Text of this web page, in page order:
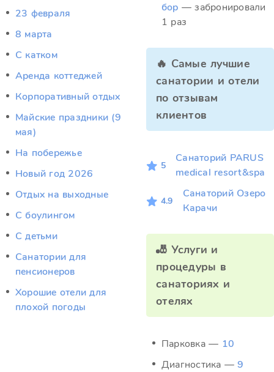
23 февраля
8 марта
C катком
Аренда коттеджей
Корпоративный отдых
Майские праздники (9
мая)
На побережье
Новый год 2026
Отдых на выходные
С боулингом
С детьми
Санатории для
пенсионеров
Хорошие отели для
плохой погоды
бор — забронировали
1 раз
🔥 Самые лучшие
санатории и отели
по отзывам
клиентов
5
Санаторий PARUS
medical resort&spa
4.9
Санаторий Озеро
Карачи
🎳 Услуги и
процедуры в
санаториях и
отелях
Парковка — 10
Диагностика —9